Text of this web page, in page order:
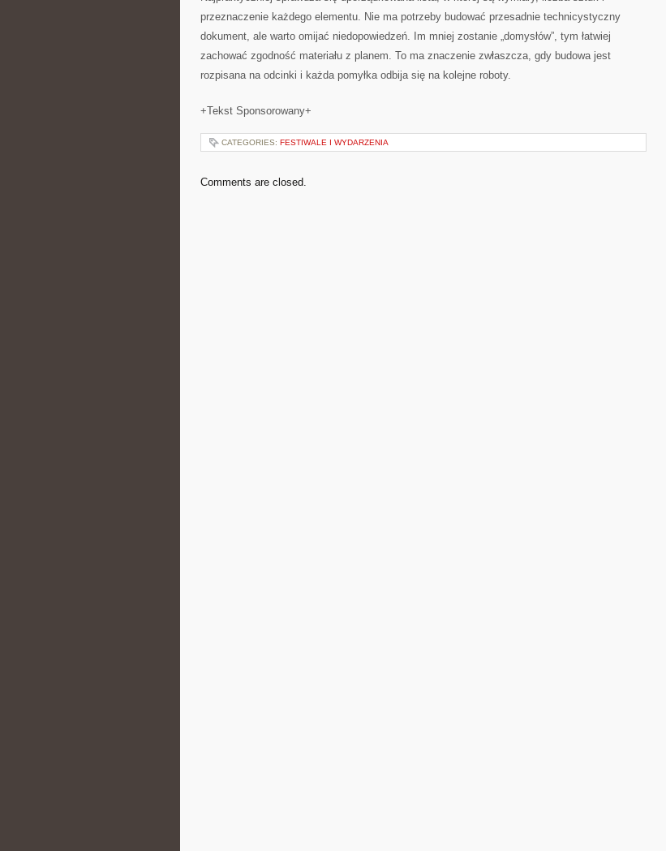
przeznaczenie każdego elementu. Nie ma potrzeby budować przesadnie technicystyczny
dokument, ale warto omijać niedopowiedzeń. Im mniej zostanie „domysłów”, tym łatwiej
zachować zgodność materiału z planem. To ma znaczenie zwłaszcza, gdy budowa jest
rozpisana na odcinki i każda pomyłka odbija się na kolejne roboty.
+Tekst Sponsorowany+
CATEGORIES: FESTIWALE I WYDARZENIA
Comments are closed.